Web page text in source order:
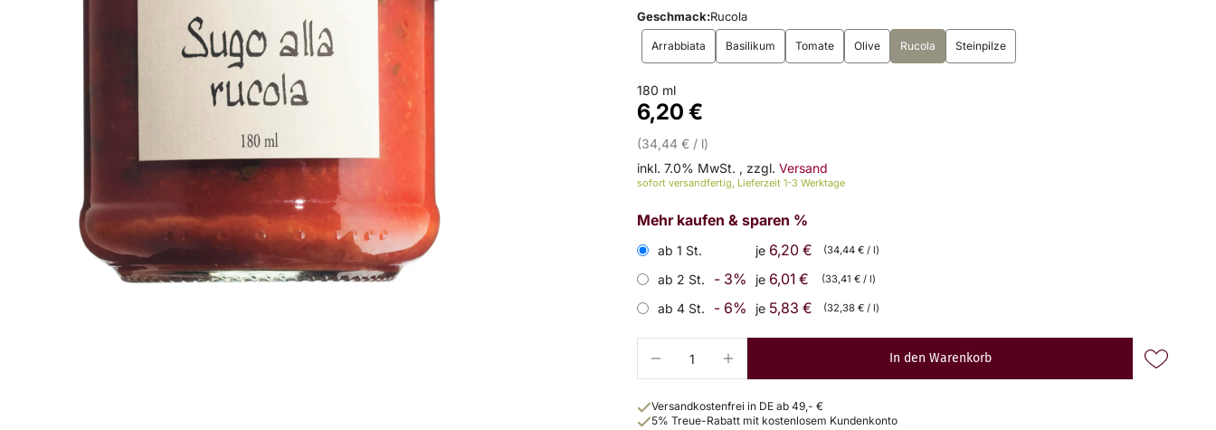
Geschmack:Rucola
Arrabbiata Basilikum Tomate Olive Rucola Steinpilze
180 ml
6,20 €
(34,44 € / l)
inkl. 7.0% MwSt. , zzgl. Versand
sofort versandfertig, Lieferzeit 1-3 Werktage
Mehr kaufen & sparen %
ab 1 St. je 6,20 € (34,44 € / l)
ab 2 St. - 3% je 6,01 € (33,41 € / l)
ab 4 St. - 6% je 5,83 € (32,38 € / l)
In den Warenkorb
Versandkostenfrei in DE ab 49,- €
5% Treue-Rabatt mit kostenlosem Kundenkonto